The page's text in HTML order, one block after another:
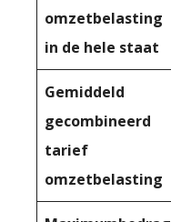
omzetbelasting
in de hele staat
Gemiddeld
gecombineerd
tarief
omzetbelasting